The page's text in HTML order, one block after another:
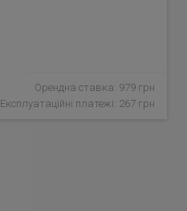
Орендна ставка: 979 грн
Експлуатаційні платежі: 267 грн